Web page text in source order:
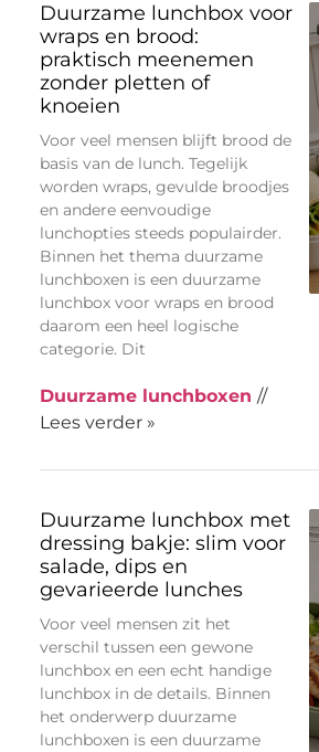
Duurzame lunchbox voor
wraps en brood:
praktisch meenemen
zonder pletten of
knoeien
Voor veel mensen blijft brood de
basis van de lunch. Tegelijk
worden wraps, gevulde broodjes
en andere eenvoudige
lunchopties steeds populairder.
Binnen het thema duurzame
lunchboxen is een duurzame
lunchbox voor wraps en brood
daarom een heel logische
categorie. Dit
Duurzame lunchboxen //
Lees verder »
Duurzame lunchbox met
dressing bakje: slim voor
salade, dips en
gevarieerde lunches
Voor veel mensen zit het
verschil tussen een gewone
lunchbox en een echt handige
lunchbox in de details. Binnen
het onderwerp duurzame
lunchboxen is een duurzame